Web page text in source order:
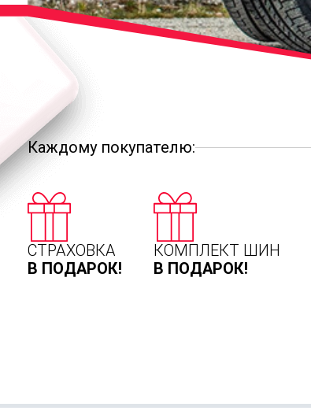
Каждому покупателю:
СТРАХОВКА
В ПОДАРОК!
КОМПЛЕКТ ШИН
В ПОДАРОК!